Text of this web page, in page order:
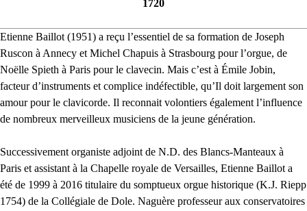
1720
Etienne Baillot (1951) a reçu l’essentiel de sa formation de Joseph
Ruscon à Annecy et Michel Chapuis à Strasbourg pour l’orgue, de
Noëlle Spieth à Paris pour le clavecin. Mais c’est à Émile Jobin,
facteur d’instruments et complice indéfectible, qu’Il doit largement son
amour pour le clavicorde. Il reconnait volontiers également l’influence
de nombreux merveilleux musiciens de la jeune génération.
Successivement organiste adjoint de N.D. des Blancs-Manteaux à
Paris et assistant à la Chapelle royale de Versailles, Etienne Baillot a
été de 1999 à 2016 titulaire du somptueux orgue historique (K.J. Riepp
1754) de la Collégiale de Dole. Naguère professeur aux conservatoires